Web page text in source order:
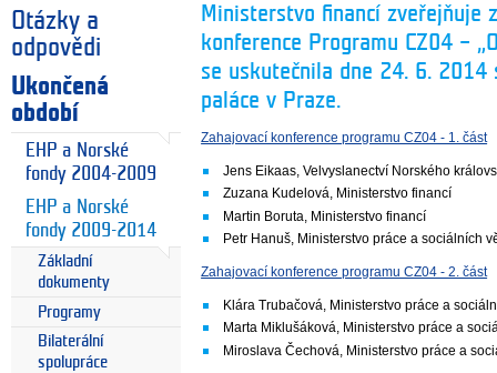
Otázky a
odpovědi
Ukončená
období
EHP a Norské
fondy 2004-2009
EHP a Norské
fondy 2009-2014
Základní
dokumenty
Programy
Bilaterální
spolupráce
Ministerstvo financí zveřejňuje
konference Programu CZ04 –
se uskutečnila dne 24. 6. 2014
paláce v Praze.
Zahajovací konference programu CZ04 - 1. část
Jens Eikaas, Velvyslanectví Norského
Zuzana Kudelová, Ministerstvo financí
Martin Boruta, Ministerstvo financí
Petr Hanuš, Ministerstvo práce a sociálních
Zahajovací konference programu CZ04 - 2. část
Klára Trubačová, Ministerstvo práce a
Marta Miklušáková, Ministerstvo práce a
Miroslava Čechová, Ministerstvo práce a